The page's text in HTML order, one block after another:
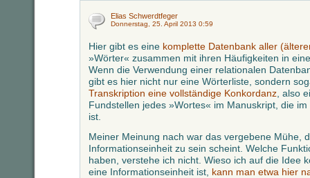
Elias Schwerdtfeger
Donnerstag, 25. April 2013 0:59
Hier gibt es eine komplette Datenbank aller
»Wörter« zusammen mit ihren Häufigkeiten in
Wenn die Verwendung einer relationalen
gibt es hier nicht nur eine Wörterliste, sondern
Transkription eine vollständige Konkordanz , also
Fundstellen jedes »Wortes« im Manuskript, die
ist.
Meiner Meinung nach war das vergebene Mühe,
Informationseinheit zu sein scheint. Welche
haben, verstehe ich nicht. Wieso ich auf die Idee
eine Informationseinheit ist, kann man etwa hier